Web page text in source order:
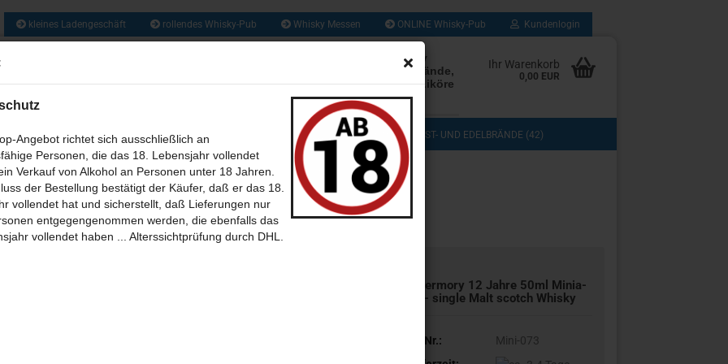
Angebot richtet sich ausschließlich an
Personen, die das 18. Lebensjahr vollendet
Verkauf von Alkohol an Personen unter 18 Jahren.
der Bestellung bestätigt der Käufer, daß er das 18.
vollendet hat und sicherstellt, daß Lieferungen nur
entgegengenommen werden, die ebenfalls das
vollendet haben ... Alterssichtprüfung durch DHL.
kleines Ladengeschäft rollendes Whisky-Pub Whisky Messen ONLINE Whisky-Pub Kundenlogin
ca. 1300 Sorten Whisky
und zusätzlich Rum, Edelbrände,
Obstbrände, Gin, Cognac, Liköre
und vieles mehr
Ihr Warenkorb
0,00 EUR
ALLER WELT (209) RUM & RHUM (133) GIN UND GENEVER / JENEVER (103) OBST- UND EDELBRÄNDE (42)
WEIN - MET - CIDER - BIER (46) BABY WHISKY - NEW SPIRIT (6) CALVADOS (3)
SÜSSES + SALZIGES MIT UND OHNE (39) BÜCHER (7) THEMEN TASTING (8)
BILDER (12) POSTKARTEN (39) SONSTIGES (30)
Whisky aus Schottland
aus Schottland A bis Z (Alphabetische Sortierung) T
12 Jahre 50ml Miniatur - single Malt scotch Whisky
Tober­mo­ry 12 Jahre 50ml Mi­nia­
tur - sin­gle Malt scotch Whis­ky
Art.Nr.:
Mini-073